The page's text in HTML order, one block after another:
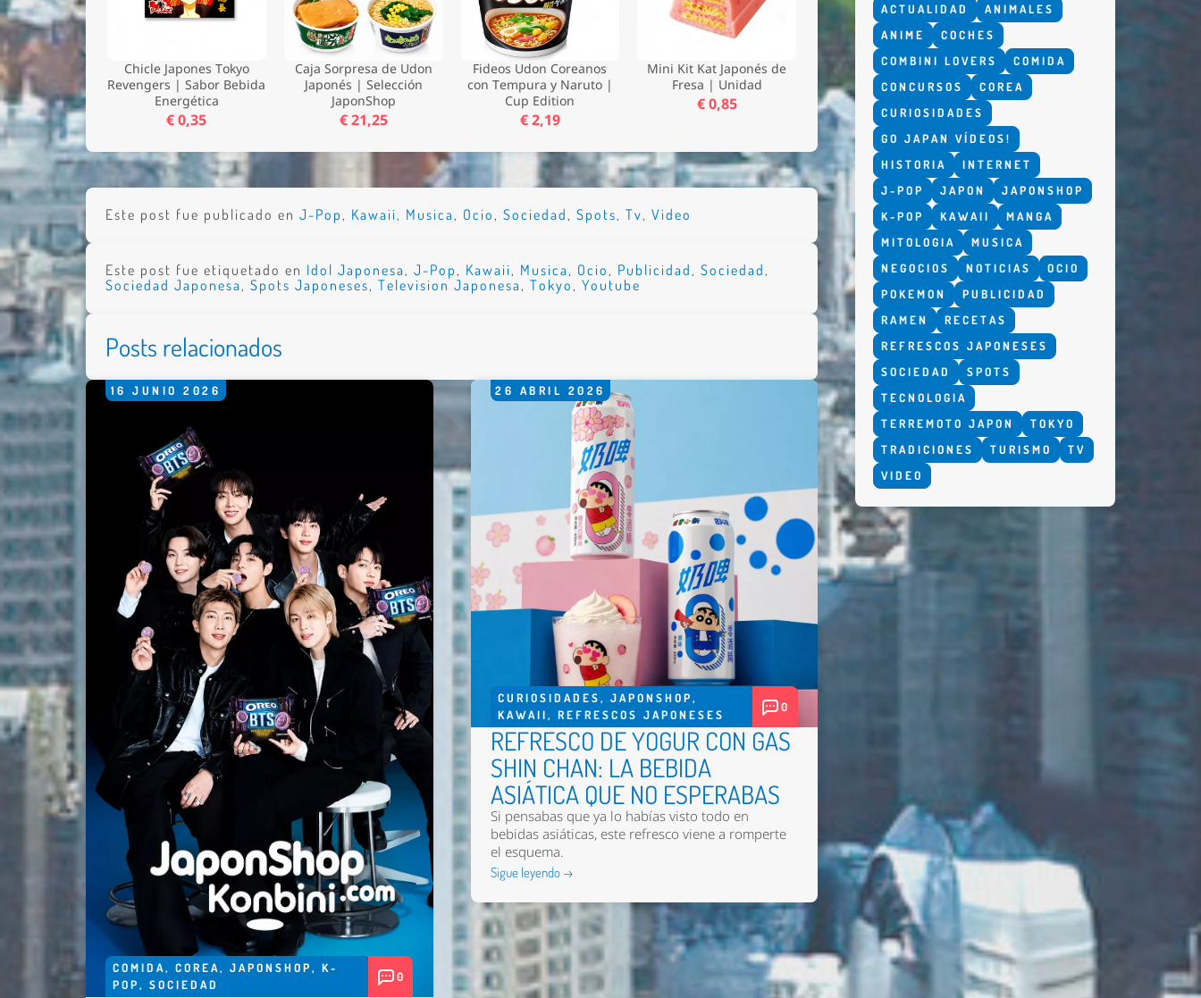
Chicle Japones Tokyo
Revengers | Sabor Bebida
Energética
€ 0,35
Caja Sorpresa de Udon
Japonés | Selección
JaponShop
€ 21,25
Fideos Udon Coreanos
con Tempura y Naruto |
Cup Edition
€ 2,19
Mini Kit Kat Japonés de
Fresa | Unidad
€ 0,85
Este post fue publicado enJ-Pop, Kawaii, Musica, Ocio,Sociedad,Spots,Tv,Video
Este post fue etiquetado en Idol Japonesa,J-Pop, Kawaii, Musica, Ocio, Publicidad,Sociedad,
Sociedad Japonesa,Spots Japoneses,Television Japonesa,Tokyo,Youtube
Posts relacionados
16 JUNIO 2026
COMIDA,COREA,JAPONSHOP,K-
POP,SOCIEDAD
0
26 ABRIL 2026
CURIOSIDADES, JAPONSHOP,
KAWAII, REFRESCOS JAPONESES
0
REFRESCO DE YOGUR CON GAS
SHIN CHAN: LA BEBIDA
ASIÁTICA QUE NO ESPERABAS
Si pensabas que ya lo habías visto todo en
bebidas asiáticas, este refresco viene a romperte
el esquema.
Sigue leyendo →
ACTUALIDAD
ANIMALES
ANIME
COCHES
COMBINI LOVERS
COMIDA
CONCURSOS
COREA
CURIOSIDADES
GO JAPAN VÍDEOS!
HISTORIA
INTERNET
J-POP
JAPON
JAPONSHOP
K-POP
KAWAII
MANGA
MITOLOGIA
MUSICA
NEGOCIOS
NOTICIAS
OCIO
POKEMON
PUBLICIDAD
RAMEN
RECETAS
REFRESCOS JAPONESES
SOCIEDAD
SPOTS
TECNOLOGIA
TERREMOTO JAPON
TOKYO
TRADICIONES
TURISMO
TV
VIDEO